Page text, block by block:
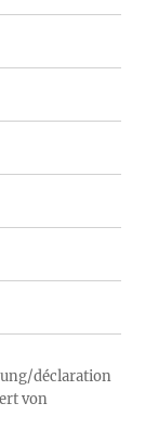
déclaration
von